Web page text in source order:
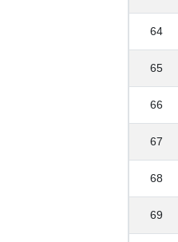
64
65
66
67
68
69